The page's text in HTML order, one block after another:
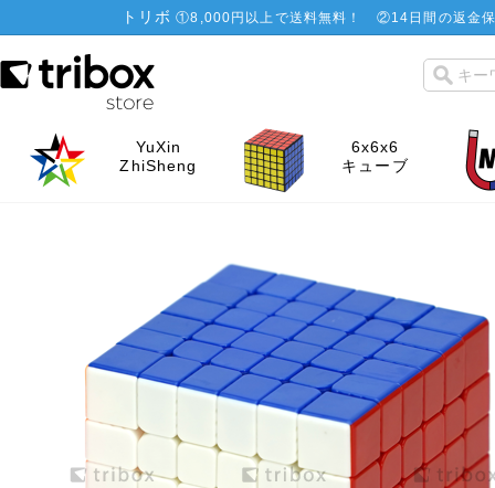
トリボ ①8,000円以上で送料無料！ ②14日間の返金
YuXin
ZhiSheng
6x6x6
キューブ